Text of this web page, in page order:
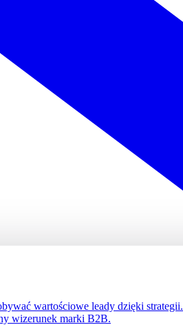
wartościowe leady dzięki strategii.
wizerunek marki B2B.